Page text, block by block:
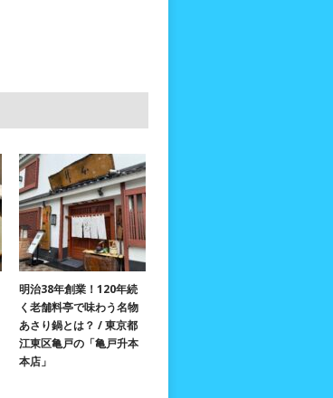
明治38年創業！120年続
く老舗料亭で味わう名物
あさり鍋とは？ / 東京都
江東区亀戸の「亀戸升本
本店」